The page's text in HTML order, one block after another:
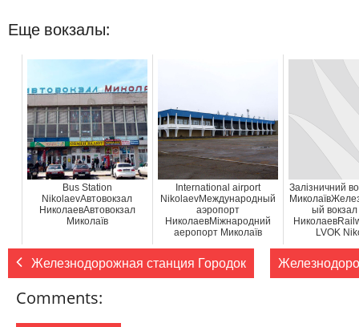
Еще вокзалы:
Bus Station
NikolaevАвтовокзал
НиколаевАвтовокзал
Миколаїв
International airport
NikolaevМеждународный
аэропорт
НиколаевМіжнародний
аеропорт Миколаїв
Залізничний
ый
LVOK
Железнодорожная станция Городок
Comments: